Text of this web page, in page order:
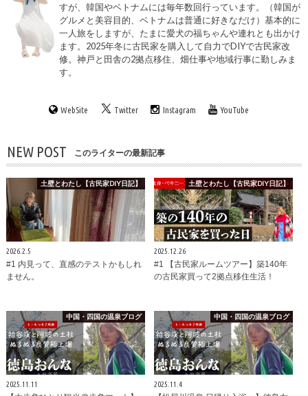
すが、韓国やベトナムには毎年数回行っています。（韓国が
グルメと美容目的、ベトナムは普通に好きなだけ）基本的に
一人旅をしますが、たまに愛犬の福ちゃんや連れとも出かけ
ます。2025年冬に古民家を購入して自力でDIYで古民家改
修。神戸と田舎の2拠点移住、畑仕事や地域行事に勤しみま
す。
WebSite Twitter Instagram YouTube
NEW POST このライターの最新記事
土壁とわたし【古民家DIY日記】
2026.2.5
#1 内見って、直感のテストかもしれ
ません。
土壁とわたし【古民家DIY日記】
2025.12.26
#1 【古民家ルームツアー】築140年
の古民家買って2拠点移住生活！
中国・四国の温泉ブログ
2025.11.11
中国・四国の温泉ブログ
2025.11.4